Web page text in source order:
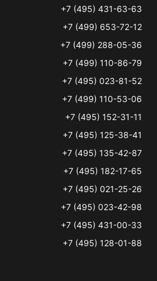
+7 (495) 431-63-63
+7 (499) 653-72-12
+7 (499) 288-05-36
+7 (499) 110-86-79
+7 (495) 023-81-52
+7 (499) 110-53-06
+7 (495) 152-31-11
+7 (495) 125-38-41
+7 (495) 135-42-87
+7 (495) 182-17-65
+7 (495) 021-25-26
+7 (495) 023-42-98
+7 (495) 431-00-33
+7 (495) 128-01-88